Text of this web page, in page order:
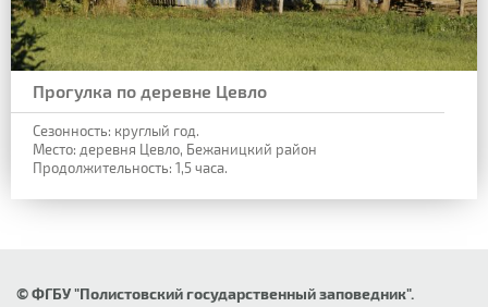
Прогулка по деревне Цевло
Сезонность: круглый год.
Место: деревня Цевло, Бежаницкий район
Продолжительность: 1,5 часа.
© ФГБУ "Полистовский государственный заповедник".